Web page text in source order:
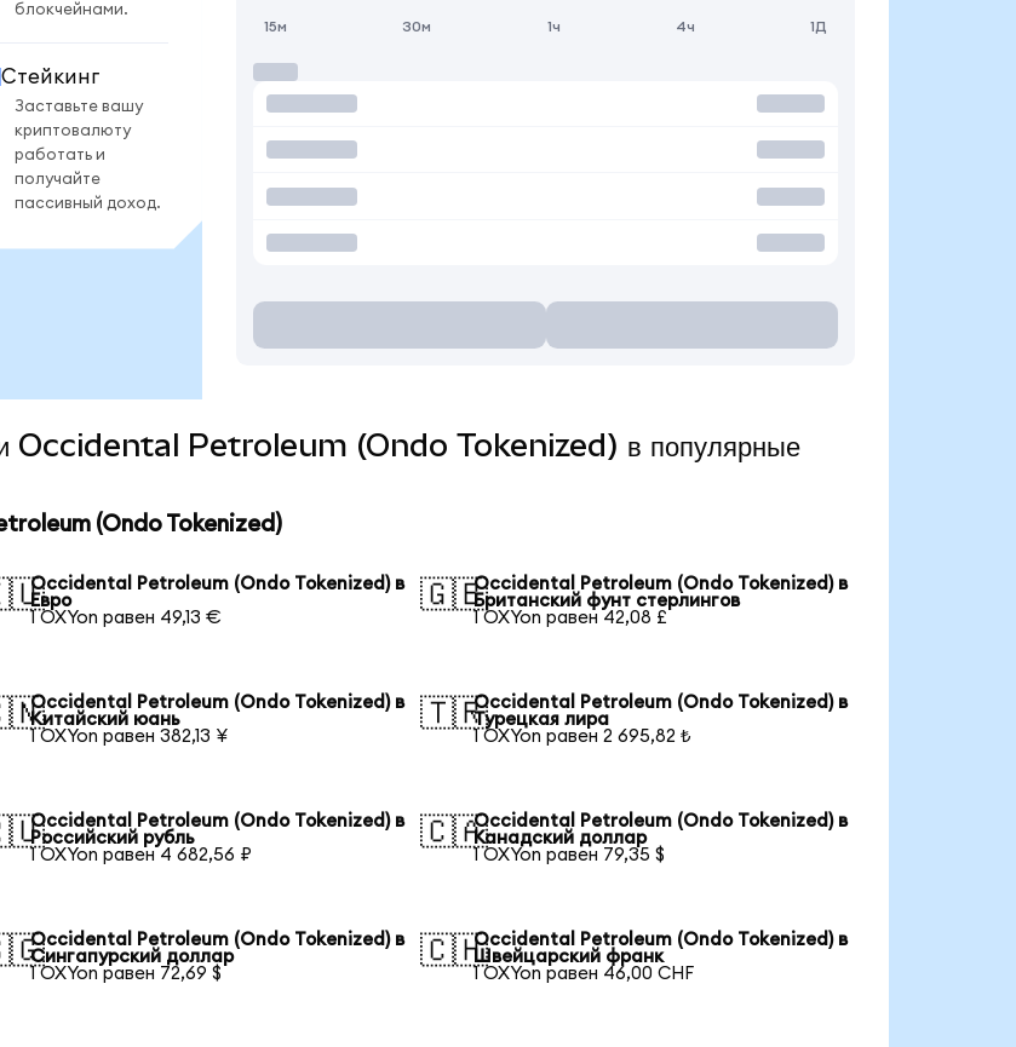
блокчейнами.
Стейкинг
Заставьте вашу
криптовалюту
работать и
получайте
пассивный доход.
15м 30м 1ч 4ч 1Д
Occidental Petroleum (Ondo Tokenized) в популярные
(Ondo Tokenized)
Occidental Petroleum (Ondo Tokenized) в
Евро
1 OXYon равен 49,13 €
🇬🇧Occidental Petroleum (Ondo Tokenized) в
Британский фунт стерлингов
1 OXYon равен 42,08 £
Occidental Petroleum (Ondo Tokenized) в
Китайский юань
1 OXYon равен 382,13 ¥
🇹🇷Occidental Petroleum (Ondo Tokenized) в
Турецкая лира
1 OXYon равен 2 695,82 ₺
Occidental Petroleum (Ondo Tokenized) в
Российский рубль
1 OXYon равен 4 682,56 ₽
🇨🇦Occidental Petroleum (Ondo Tokenized) в
Канадский доллар
1 OXYon равен 79,35 $
Occidental Petroleum (Ondo Tokenized) в
Сингапурский доллар
1 OXYon равен 72,69 $
🇨🇭Occidental Petroleum (Ondo Tokenized) в
Швейцарский франк
1 OXYon равен 46,00 CHF